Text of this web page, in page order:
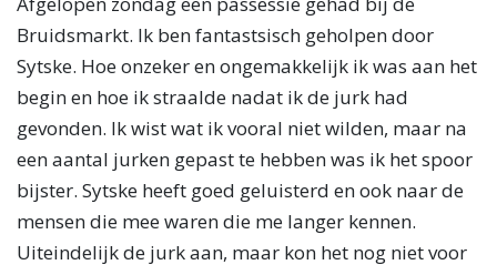
Bruidsmarkt. Ik ben fantastsisch geholpen door
Sytske. Hoe onzeker en ongemakkelijk ik was aan het
begin en hoe ik straalde nadat ik de jurk had
gevonden. Ik wist wat ik vooral niet wilden, maar na
een aantal jurken gepast te hebben was ik het spoor
bijster. Sytske heeft goed geluisterd en ook naar de
mensen die mee waren die me langer kennen.
Uiteindelijk de jurk aan, maar kon het nog niet voor